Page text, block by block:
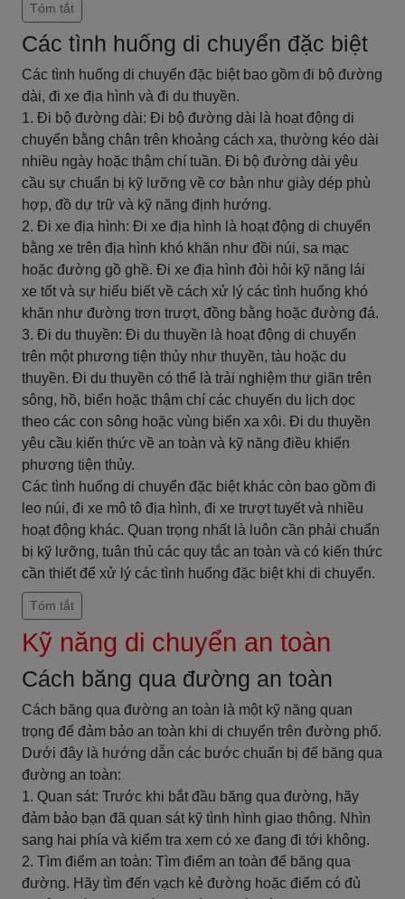
Tóm tắt
Các tình huống di chuyển đặc biệt
Các tình huống di chuyển đặc biệt bao gồm đi bộ đường
dài, đi xe địa hình và đi du thuyền.
1. Đi bộ đường dài: Đi bộ đường dài là hoạt động di
chuyển bằng chân trên khoảng cách xa, thường kéo dài
nhiều ngày hoặc thậm chí tuần. Đi bộ đường dài yêu
cầu sự chuẩn bị kỹ lưỡng về cơ bản như giày dép phù
hợp, đồ dự trữ và kỹ năng định hướng.
2. Đi xe địa hình: Đi xe địa hình là hoạt động di chuyển
bằng xe trên địa hình khó khăn như đồi núi, sa mạc
hoặc đường gồ ghề. Đi xe địa hình đòi hỏi kỹ năng lái
xe tốt và sự hiểu biết về cách xử lý các tình huống khó
khăn như đường trơn trượt, đồng bằng hoặc đường đá.
3. Đi du thuyền: Đi du thuyền là hoạt động di chuyển
trên một phương tiện thủy như thuyền, tàu hoặc du
thuyền. Đi du thuyền có thể là trải nghiệm thư giãn trên
sông, hồ, biển hoặc thậm chí các chuyến du lịch dọc
theo các con sông hoặc vùng biển xa xôi. Đi du thuyền
yêu cầu kiến thức về an toàn và kỹ năng điều khiển
phương tiện thủy.
Các tình huống di chuyển đặc biệt khác còn bao gồm đi
leo núi, đi xe mô tô địa hình, đi xe trượt tuyết và nhiều
hoạt động khác. Quan trọng nhất là luôn cần phải chuẩn
bị kỹ lưỡng, tuân thủ các quy tắc an toàn và có kiến thức
cần thiết để xử lý các tình huống đặc biệt khi di chuyển.
Tóm tắt
Kỹ năng di chuyển an toàn
Cách băng qua đường an toàn
Cách băng qua đường an toàn là một kỹ năng quan
trọng để đảm bảo an toàn khi di chuyển trên đường phố.
Dưới đây là hướng dẫn các bước chuẩn bị để băng qua
đường an toàn:
1. Quan sát: Trước khi bắt đầu băng qua đường, hãy
đảm bảo bạn đã quan sát kỹ tình hình giao thông. Nhìn
sang hai phía và kiểm tra xem có xe đang đi tới không.
2. Tìm điểm an toàn: Tìm điểm an toàn để băng qua
đường. Hãy tìm đến vạch kẻ đường hoặc điểm có đủ